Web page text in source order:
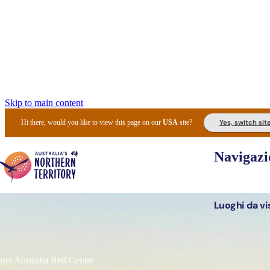
Skip to main content
Hi there, would you like to view this page on ourUSA site? Yes, switch
Luoghi da
Australia Red Centre